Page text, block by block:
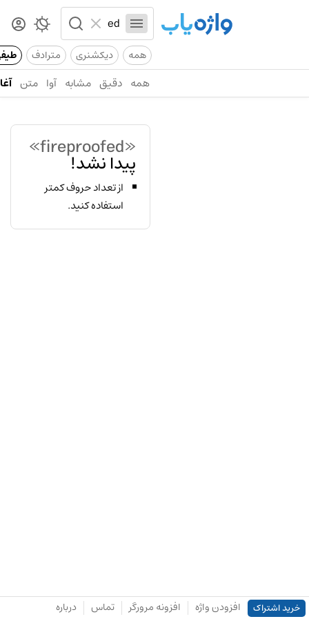
همه دیکشنری مترادف
همه دقیق مشابه آوا متن
«fireproofed»
پیدا نشد!
از تعداد حروف کمتر
استفاده کنید.
خرید اشتراک افزودن واژه افزونه مرورگر تماس درباره